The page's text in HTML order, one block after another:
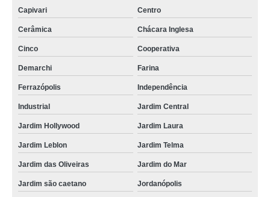
Capivari Centro
Cerâmica Chácara Inglesa
Cinco Cooperativa
Demarchi Farina
Ferrazópolis Independência
Industrial Jardim Central
Jardim Hollywood Jardim Laura
Jardim Leblon Jardim Telma
Jardim das Oliveiras Jardim do Mar
Jardim são caetano Jordanópolis